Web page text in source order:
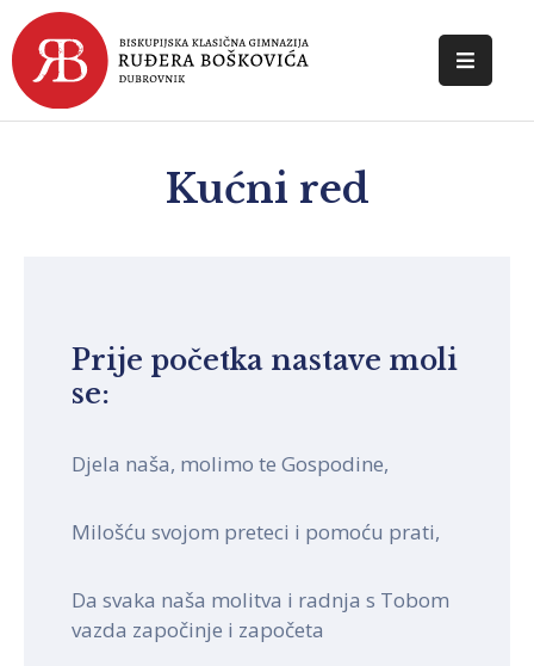
POČETNA
KONTAKT
Kućni red
Prije početka nastave moli
se:
Djela naša, molimo te Gospodine,
Milošću svojom preteci i pomoću prati,
Da svaka naša molitva i radnja s Tobom
vazda započinje i započeta